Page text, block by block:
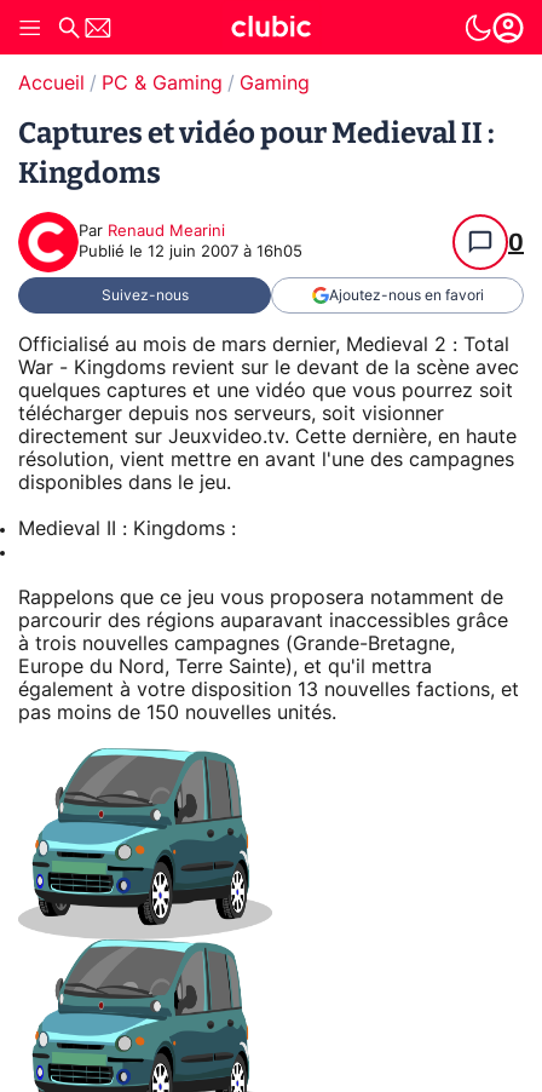
Accueil PC & Gaming Gaming
Captures et vidéo pour Medieval II :
Kingdoms
Par Renaud Mearini
Publié le 12 juin 2007 à 16h05 0
Suivez-nous Ajoutez-nous en favori
Officialisé au mois de mars dernier, Medieval 2 : Total
War - Kingdoms revient sur le devant de la scène avec
quelques captures et une vidéo que vous pourrez soit
télécharger depuis nos serveurs, soit visionner
directement sur Jeuxvideo.tv. Cette dernière, en haute
résolution, vient mettre en avant l'une des campagnes
disponibles dans le jeu.
Medieval II : Kingdoms :
Rappelons que ce jeu vous proposera notamment de
parcourir des régions auparavant inaccessibles grâce
à trois nouvelles campagnes (Grande-Bretagne,
Europe du Nord, Terre Sainte), et qu'il mettra
également à votre disposition 13 nouvelles factions, et
pas moins de 150 nouvelles unités.